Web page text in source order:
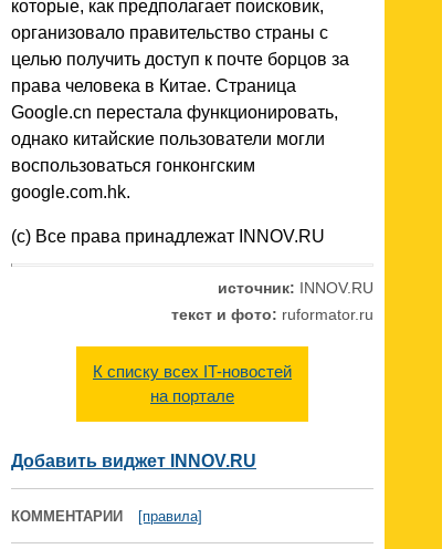
которые, как предполагает поисковик,
организовало правительство страны с
целью получить доступ к почте борцов за
права человека в Китае. Страница
Google.cn перестала функционировать,
однако китайские пользователи могли
воспользоваться гонконгским
google.com.hk.
(c) Все права принадлежат INNOV.RU
источник: INNOV.RU
текст и фото: ruformator.ru
К списку всех IT-новостей
на портале
Добавить виджет INNOV.RU
КОММЕНТАРИИ [правила]